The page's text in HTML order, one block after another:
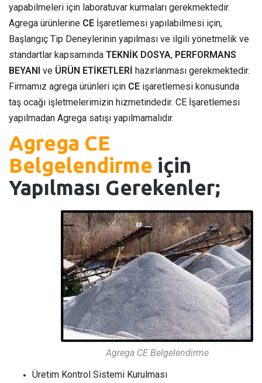
yapabilmeleri için laboratuvar kurmaları gerekmektedir.
Agrega ürünlerine CE İşaretlemesi yapılabilmesi için,
Başlangıç Tip Deneylerinin yapılması ve ilgili yönetmelik ve
standartlar kapsamında TEKNİK DOSYA, PERFORMANS
BEYANI ve ÜRÜN ETİKETLERİ hazırlanması gerekmektedir.
Firmamız agrega ürünleri için CE işaretlemesi konusunda
taş ocağı işletmelerimizin hizmetindedir. CE İşaretlemesi
yapılmadan Agrega satışı yapılmamalıdır.
Agrega CE
Belgelendirme için
Yapılması Gerekenler;
Agrega CE Belgelendirme
Üretim Kontrol Sistemi Kurulması